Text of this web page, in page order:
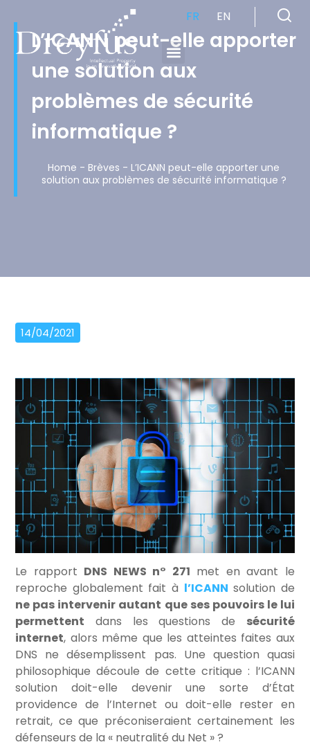
FR EN
L’ICANN peut-elle apporter
une solution aux
problèmes de sécurité
informatique ?
Home - Brèves - L’ICANN peut-elle apporter une
solution aux problèmes de sécurité informatique ?
14/04/2021
Le rapport DNS NEWS n° 271 met en avant le
reproche globalement fait à l’ICANN solution de
ne pas intervenir autant que ses pouvoirs le lui
permettent dans les questions de sécurité
internet, alors même que les atteintes faites aux
DNS ne désemplissent pas. Une question quasi
philosophique découle de cette critique : l’ICANN
solution doit-elle devenir une sorte d’État
providence de l’Internet ou doit-elle rester en
retrait, ce que préconiseraient certainement les
défenseurs de la « neutralité du Net » ?